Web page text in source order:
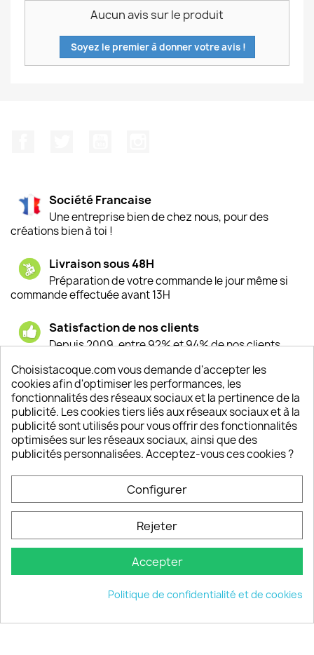
Aucun avis sur le produit
Soyez le premier à donner votre avis !
Société Francaise
Une entreprise bien de chez nous, pour des
créations bien à toi !
Livraison sous 48H
Préparation de votre commande le jour même si
commande effectuée avant 13H
Satisfaction de nos clients
Depuis 2009, entre 92% et 94% de nos clients
Un SAV à votre écoute
Notre SAV est disponible 6/7J de 10h à 18H
INFORMATIONS 
VOTRE COMPTE 
INFORMATIONS keyboard_arrow_down
© 2026 - choisistacoque.com
Choisistacoque.com vous demande d'accepter les
cookies afin d'optimiser les performances, les
fonctionnalités des réseaux sociaux et la pertinence de la
publicité. Les cookies tiers liés aux réseaux sociaux et à la
publicité sont utilisés pour vous offrir des fonctionnalités
optimisées sur les réseaux sociaux, ainsi que des
publicités personnalisées. Acceptez-vous ces cookies ?
Configurer
Rejeter
Accepter
Politique de confidentialité et de cookies